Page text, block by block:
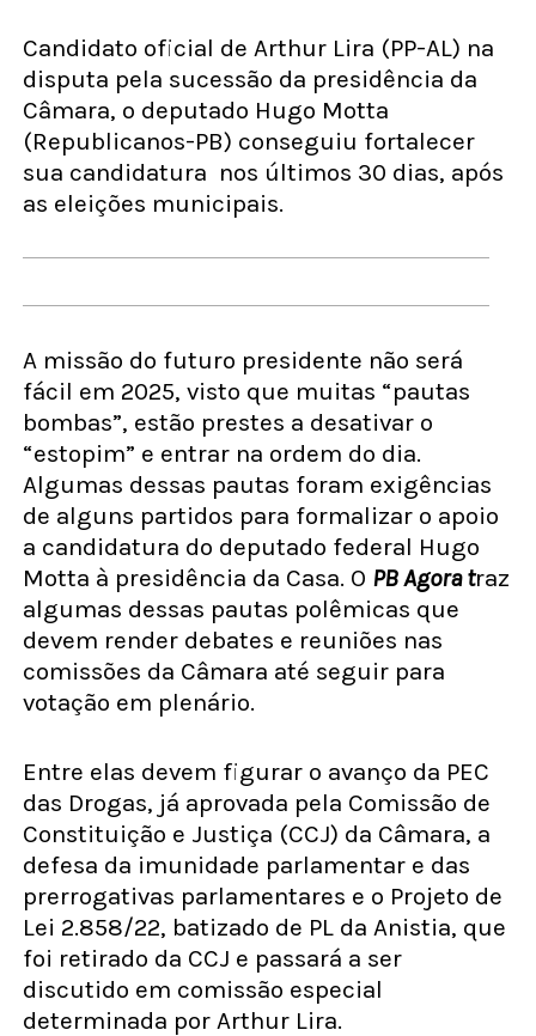
Candidato oficial de Arthur Lira (PP-AL) na
disputa pela sucessão da presidência da
Câmara, o deputado Hugo Motta
(Republicanos-PB) conseguiu fortalecer
sua candidatura nos últimos 30 dias, após
as eleições municipais.
A missão do futuro presidente não será
fácil em 2025, visto que muitas “pautas
bombas”, estão prestes a desativar o
“estopim” e entrar na ordem do dia.
Algumas dessas pautas foram exigências
de alguns partidos para formalizar o apoio
a candidatura do deputado federal Hugo
Motta à presidência da Casa. O PB Agora traz
algumas dessas pautas polêmicas que
devem render debates e reuniões nas
comissões da Câmara até seguir para
votação em plenário.
Entre elas devem figurar o avanço da PEC
das Drogas, já aprovada pela Comissão de
Constituição e Justiça (CCJ) da Câmara, a
defesa da imunidade parlamentar e das
prerrogativas parlamentares e o Projeto de
Lei 2.858/22, batizado de PL da Anistia, que
foi retirado da CCJ e passará a ser
discutido em comissão especial
determinada por Arthur Lira.